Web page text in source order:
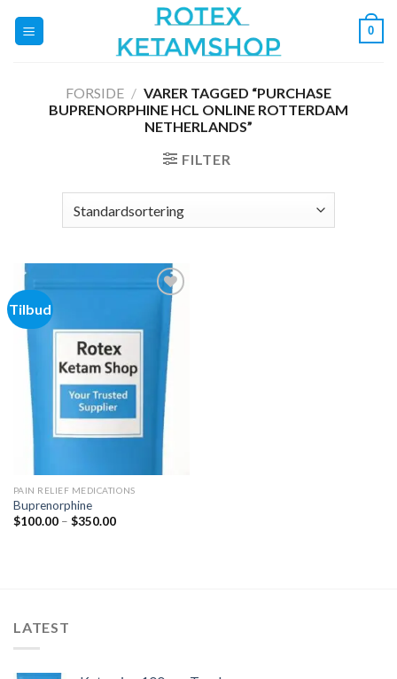
0
FORSIDE / VARER TAGGED “PURCHASE
BUPRENORPHINE HCL ONLINE ROTTERDAM
NETHERLANDS”
FILTER
Tilbud
Add to
wishlist
PAIN RELIEF MEDICATIONS
Buprenorphine
$100.00 – $350.00Prisinterval:
LATEST